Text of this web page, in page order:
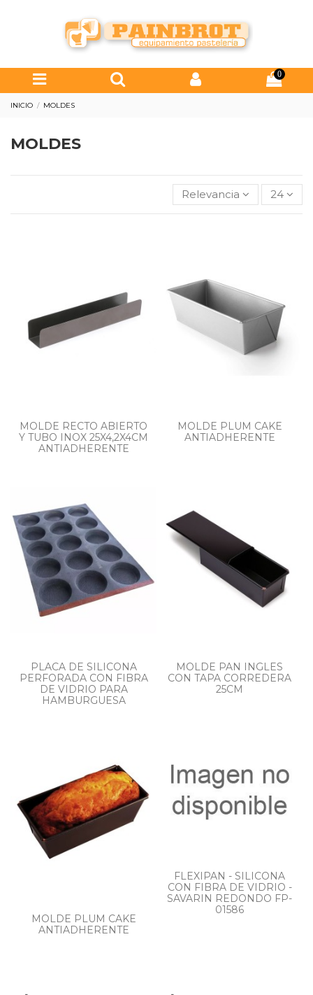
0
INICIO MOLDES
MOLDES
Relevancia 24
MOLDE RECTO ABIERTO
Y TUBO INOX 25X4,2X4CM
ANTIADHERENTE
MOLDE PLUM CAKE
ANTIADHERENTE
PLACA DE SILICONA
PERFORADA CON FIBRA
DE VIDRIO PARA
HAMBURGUESA
MOLDE PAN INGLES
CON TAPA CORREDERA
25CM
MOLDE PLUM CAKE
ANTIADHERENTE
FLEXIPAN - SILICONA
CON FIBRA DE VIDRIO -
SAVARIN REDONDO FP-
01586